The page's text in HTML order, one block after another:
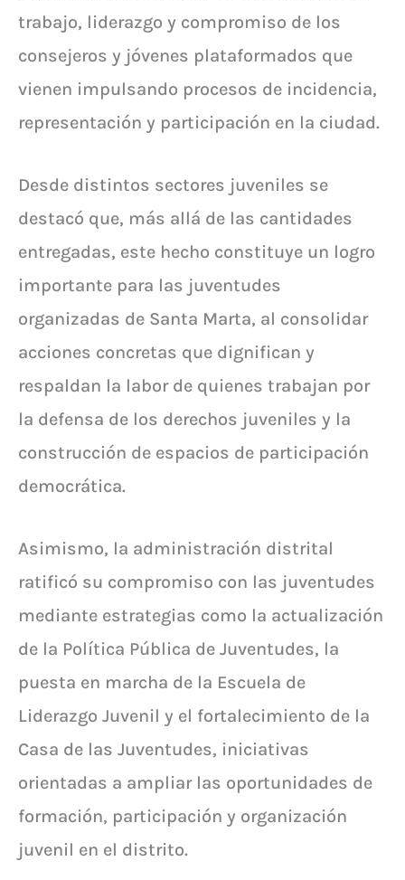
trabajo, liderazgo y compromiso de los
consejeros y jóvenes plataformados que
vienen impulsando procesos de incidencia,
representación y participación en la ciudad.
Desde distintos sectores juveniles se
destacó que, más allá de las cantidades
entregadas, este hecho constituye un logro
importante para las juventudes
organizadas de Santa Marta, al consolidar
acciones concretas que dignifican y
respaldan la labor de quienes trabajan por
la defensa de los derechos juveniles y la
construcción de espacios de participación
democrática.
Asimismo, la administración distrital
ratificó su compromiso con las juventudes
mediante estrategias como la actualización
de la Política Pública de Juventudes, la
puesta en marcha de la Escuela de
Liderazgo Juvenil y el fortalecimiento de la
Casa de las Juventudes, iniciativas
orientadas a ampliar las oportunidades de
formación, participación y organización
juvenil en el distrito.